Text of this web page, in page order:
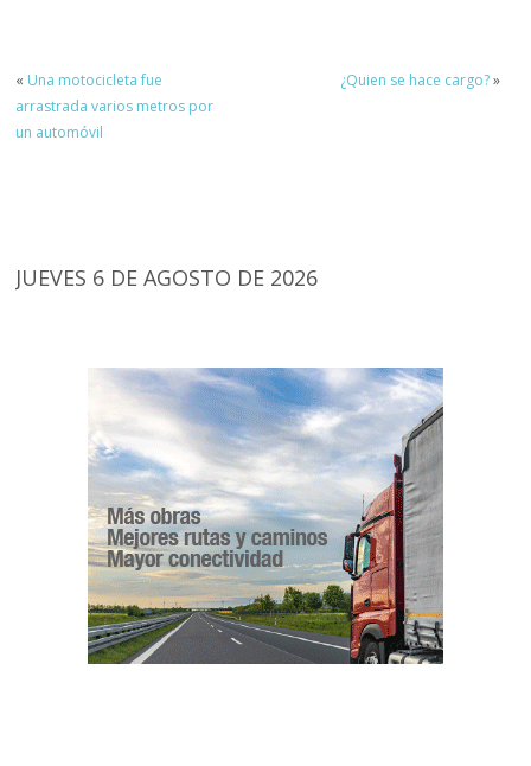
« Una motocicleta fue
arrastrada varios metros por
un automóvil
¿Quien se hace cargo?»
JUEVES 6 DE AGOSTO DE 2026